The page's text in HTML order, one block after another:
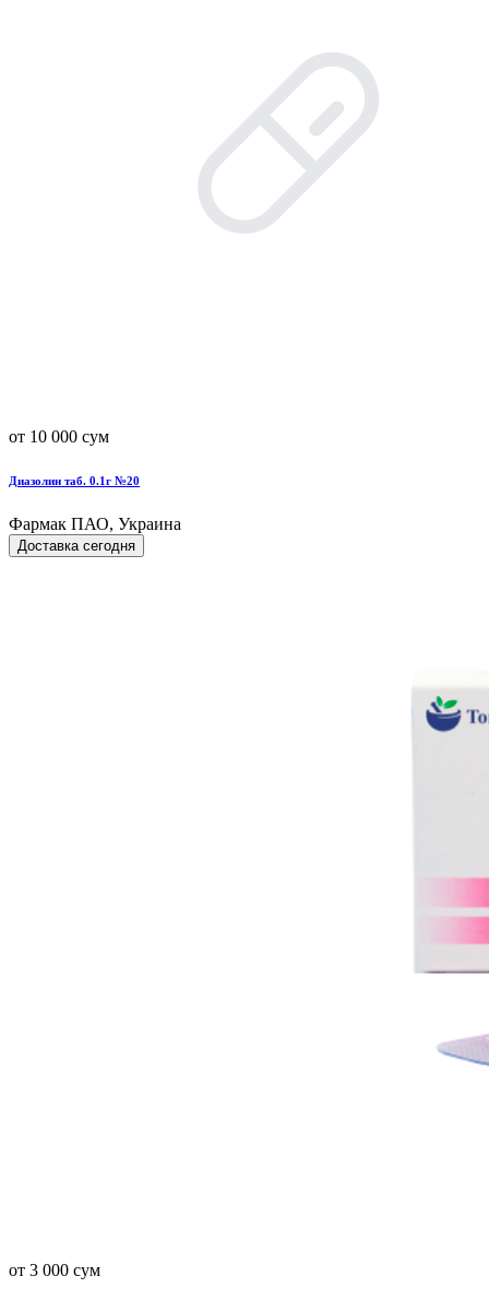
от 10 000 сум
Диазолин таб. 0.1г №20
Фармак ПАО, Украина
Доставка сегодня
от 3 000 сум